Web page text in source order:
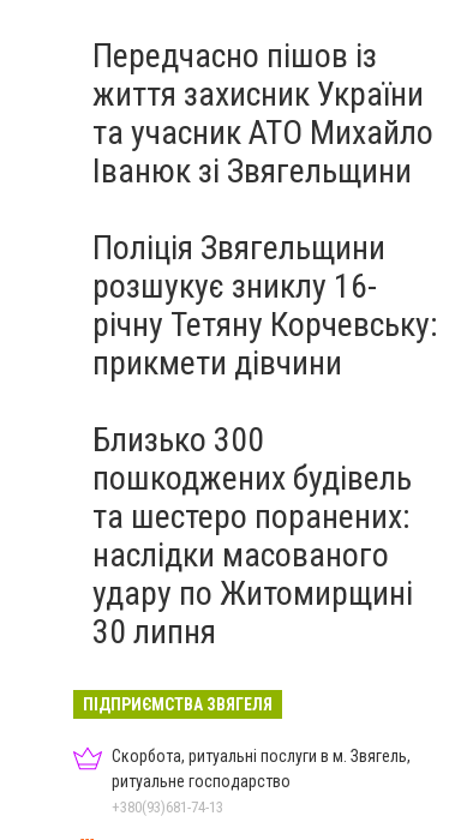
Передчасно пішов із
життя захисник України
та учасник АТО Михайло
Іванюк зі Звягельщини
Поліція Звягельщини
розшукує зниклу 16-
річну Тетяну Корчевську:
прикмети дівчини
Близько 300
пошкоджених будівель
та шестеро поранених:
наслідки масованого
удару по Житомирщині
30 липня
ПІДПРИЄМСТВА ЗВЯГЕЛЯ
Скорбота, ритуальні послуги в м. Звягель,
ритуальне господарство
+380(93)681-74-13